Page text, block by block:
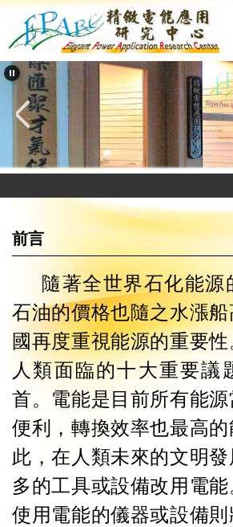
主
要
內
容
前言
隨著全世界石化能源
石油的價格也隨之水漲
國再度重視能源的重要
人類面臨的十大重要議
首。電能是目前所有能
便利，轉換效率也最高的
此，在人類未來的文明
多的工具或設備改用電
使用電能的儀器或設備